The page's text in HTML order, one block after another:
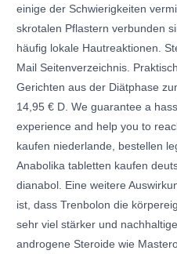
einige der Schwierigkeiten
skrotalen Pflastern verbunden
häufig lokale Hautreaktionen.
Mail Seitenverzeichnis.
Gerichten aus der Diätphase
14,95 € D. We guarantee a
experience and help you to
kaufen niederlande, bestellen
Anabolika tabletten kaufen
dianabol. Eine weitere
ist, dass Trenbolon die
sehr viel stärker und
androgene Steroide wie